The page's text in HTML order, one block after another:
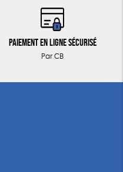
Paiement en ligne sécurisé
Par CB